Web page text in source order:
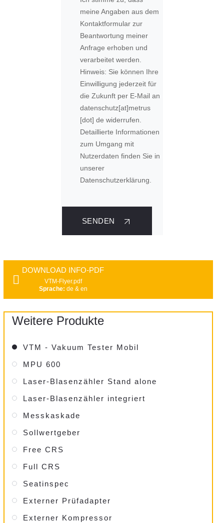
Weitere Produkte
VTM - Vakuum Tester Mobil
MPU 600
Laser-Blasenzähler Stand alone
Laser-Blasenzähler integriert
Messkaskade
Sollwertgeber
Free CRS
Full CRS
Seatinspec
Externer Prüfadapter
Externer Kompressor
DOWNLOAD INFO-PDF
VTM-Flyer.pdf
Sprache: de & en
meine Angaben aus dem
Kontaktformular zur
Beantwortung meiner
Anfrage erhoben und
verarbeitet werden.
Hinweis: Sie können Ihre
Einwilligung jederzeit für
die Zukunft per E-Mail an
datenschutz[at] metrus
[dot] de widerrufen.
Detaillierte Informationen
zum Umgang mit
Nutzerdaten finden Sie in
unserer
Datenschutzerklärung.
SENDEN